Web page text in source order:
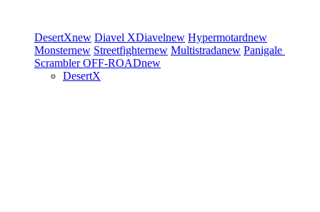
DesertXnew Diavel XDiavelnew Hypermotardnew
Monsternew Streetfighternew Multistradanew Panigale
ScramblerOFF-ROADnew
DesertX